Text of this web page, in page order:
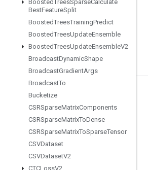
BoostedTreesSparseCalculate
BestFeatureSplit
BoostedTreesTrainingPredict
BoostedTreesUpdateEnsemble
BoostedTreesUpdateEnsembleV2
BroadcastDynamicShape
BroadcastGradientArgs
BroadcastTo
Bucketize
CSRSparseMatrixComponents
CSRSparseMatrixToDense
CSRSparseMatrixToSparseTensor
CSVDataset
CSVDatasetV2
CTCLossV2
Mantente conectado
GitHub
Twitter